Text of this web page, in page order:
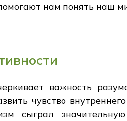
нам понять наш
важность
чувство
сыграл